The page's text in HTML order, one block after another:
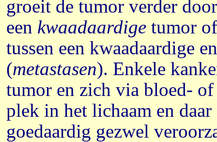
groeit de tumor verder
een kwaadaardige tumor
tussen een kwaadaardige
(metastasen). Enkele
tumor en zich via bloed- of
plek in het lichaam en
goedaardig gezwel